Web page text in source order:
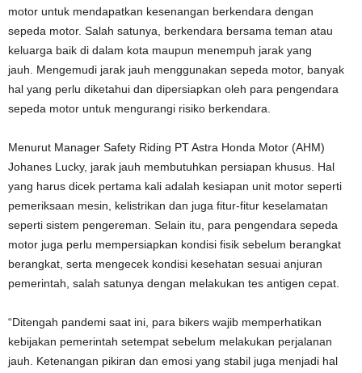
motor untuk mendapatkan kesenangan berkendara dengan
sepeda motor. Salah satunya, berkendara bersama teman atau
keluarga baik di dalam kota maupun menempuh jarak yang
jauh. Mengemudi jarak jauh menggunakan sepeda motor, banyak
hal yang perlu diketahui dan dipersiapkan oleh para pengendara
sepeda motor untuk mengurangi risiko berkendara.
Menurut Manager Safety Riding PT Astra Honda Motor (AHM)
Johanes Lucky, jarak jauh membutuhkan persiapan khusus. Hal
yang harus dicek pertama kali adalah kesiapan unit motor seperti
pemeriksaan mesin, kelistrikan dan juga fitur-fitur keselamatan
seperti sistem pengereman. Selain itu, para pengendara sepeda
motor juga perlu mempersiapkan kondisi fisik sebelum berangkat
berangkat, serta mengecek kondisi kesehatan sesuai anjuran
pemerintah, salah satunya dengan melakukan tes antigen cepat.
“Ditengah pandemi saat ini, para bikers wajib memperhatikan
kebijakan pemerintah setempat sebelum melakukan perjalanan
jauh. Ketenangan pikiran dan emosi yang stabil juga menjadi hal